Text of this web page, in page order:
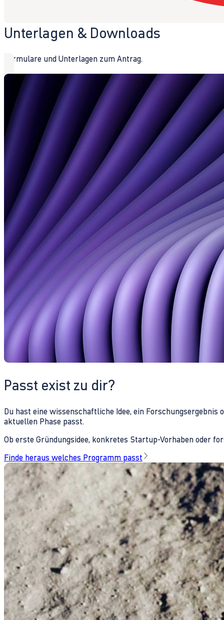
Unterlagen & Downloads
Formulare und Unterlagen zum Antrag.
Passt exist zu dir?
Du hast eine wissenschaftliche Idee, ein
aktuellen Phase passt.
Ob erste Gründungsidee, konkretes Startup-Vorhaben oder
Finde heraus welches Programm passt